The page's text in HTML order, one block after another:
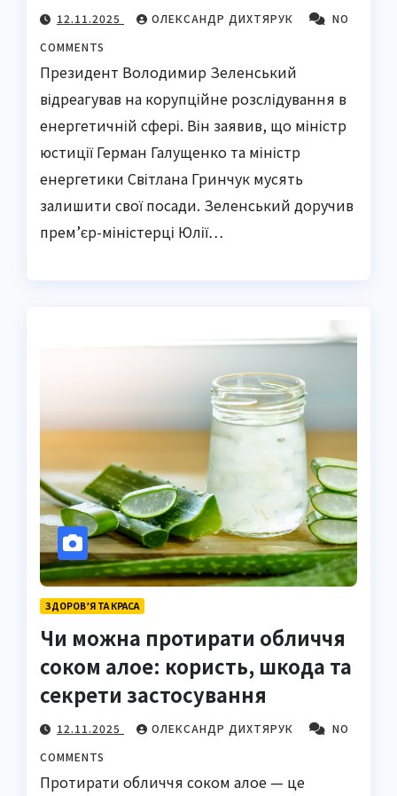
12.11.2025 ОЛЕКСАНДР ДИХТЯРУК
NO
COMMENTS
Президент Володимир Зеленський
відреагував на корупційне розслідування в
енергетичній сфері. Він заявив, що міністр
юстиції Герман Галущенко та міністр
енергетики Світлана Гринчук мусять
залишити свої посади. Зеленський доручив
прем’єр-міністерці Юлії…
ЗДОРОВ’Я ТА КРАСА
Чи можна протирати обличчя
соком алое: користь, шкода та
секрети застосування
12.11.2025 ОЛЕКСАНДР ДИХТЯРУК
NO
COMMENTS
Протирати обличчя соком алое — це